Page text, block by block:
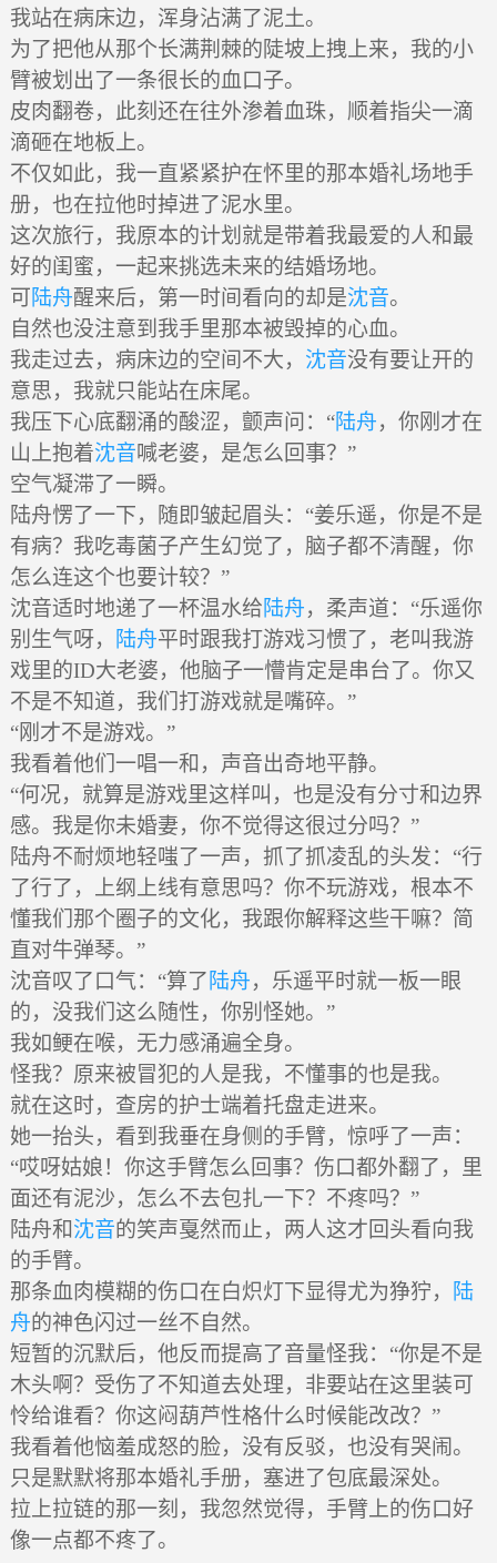
我站在病床边，浑身沾满了泥土。
为了把他从那个长满荆棘的陡坡上拽上来，我的小
臂被划出了一条很长的血口子。
皮肉翻卷，此刻还在往外渗着血珠，顺着指尖一滴
滴砸在地板上。
不仅如此，我一直紧紧护在怀里的那本婚礼场地手
册，也在拉他时掉进了泥水里。
这次旅行，我原本的计划就是带着我最爱的人和最
好的闺蜜，一起来挑选未来的结婚场地。
可 陆舟醒来后，第一时间看向的却是沈音。
自然也没注意到我手里那本被毁掉的心血。
我走过去，病床边的空间不大， 沈音没有要让开的
意思，我就只能站在床尾。
我压下心底翻涌的酸涩，颤声问：“陆舟，你刚才在
山上抱着沈音喊老婆，是怎么回事？”
空气凝滞了一瞬。
陆舟愣了一下，随即皱起眉头：“姜乐遥，你是不是
有病？我吃毒菌子产生幻觉了，脑子都不清醒，你
怎么连这个也要计较？”
沈音适时地递了一杯温水给陆舟，柔声道：“乐遥你
别生气呀，
陆舟平时跟我打游戏习惯了，老叫我游
戏里的ID大老婆，他脑子一懵肯定是串台了。你又
不是不知道，我们打游戏就是嘴碎。”
“刚才不是游戏。”
我看着他们一唱一和，声音出奇地平静。
“何况，就算是游戏里这样叫，也是没有分寸和边界
感。我是你未婚妻，你不觉得这很过分吗？”
陆舟不耐烦地轻嗤了一声，抓了抓凌乱的头发：“行
了行了，上纲上线有意思吗？你不玩游戏，根本不
懂我们那个圈子的文化，我跟你解释这些干嘛？简
直对牛弹琴。”
沈音叹了口气：“算了 陆舟，乐遥平时就一板一眼
的，没我们这么随性，你别怪她。”
我如鲠在喉，无力感涌遍全身。
怪我？原来被冒犯的人是我，不懂事的也是我。
就在这时，查房的护士端着托盘走进来。
她一抬头，看到我垂在身侧的手臂，惊呼了一声：
“哎呀姑娘！你这手臂怎么回事？伤口都外翻了，里
面还有泥沙，怎么不去包扎一下？不疼吗？”
陆舟和沈音的笑声戛然而止，两人这才回头看向我
的手臂。
那条血肉模糊的伤口在白炽灯下显得尤为狰狞，
陆
舟的神色闪过一丝不自然。
短暂的沉默后，他反而提高了音量怪我：“你是不是
木头啊？受伤了不知道去处理，非要站在这里装可
怜给谁看？你这闷葫芦性格什么时候能改改？”
我看着他恼羞成怒的脸，没有反驳，也没有哭闹。
只是默默将那本婚礼手册，塞进了包底最深处。
拉上拉链的那一刻，我忽然觉得，手臂上的伤口好
像一点都不疼了。